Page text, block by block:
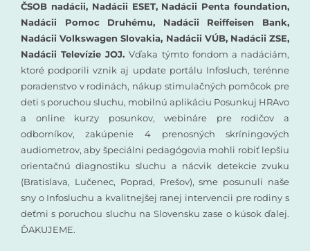
ČSOB nadácii, Nadácii ESET, Nadácii Penta foundation,
Nadácii Pomoc Druhému, Nadácii Reiffeisen Bank,
Nadácii Volkswagen Slovakia, Nadácii VÚB, Nadácii ZSE,
Nadácii Televízie JOJ.Vďaka týmto fondom a nadáciám,
ktoré podporili vznik aj update portálu Infosluch, terénne
poradenstvo v rodinách, nákup stimulačných pomôcok pre
deti s poruchou sluchu, mobilnú aplikáciu Posunkuj HRAvo
a online kurzy posunkov, webináre pre rodičov a
odborníkov, zakúpenie 4 prenosných skríningových
audiometrov, aby špeciálni pedagógovia mohli robiť lepšiu
orientačnú diagnostiku sluchu a nácvik detekcie zvuku
(Bratislava, Lučenec, Poprad, Prešov), sme posunuli naše
sny o Infosluchu a kvalitnejšej ranej intervencii pre rodiny s
deťmi s poruchou sluchu na Slovensku zase o kúsok ďalej.
ĎAKUJEME.